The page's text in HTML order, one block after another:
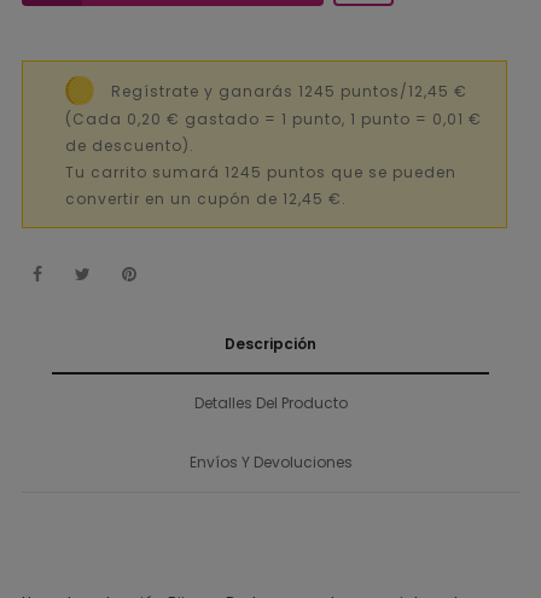
Regístrate y ganarás 1245 puntos/12,45 €
(Cada 0,20 € gastado = 1 punto, 1 punto = 0,01 €
de descuento).
Tu carrito sumará 1245 puntos que se pueden
convertir en un cupón de 12,45 €.
Descripción
Detalles Del Producto
Envíos Y Devoluciones